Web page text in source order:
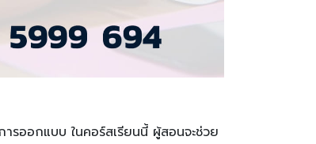
รออกแบบ ในคอร์สเรียนนี้ ผู้สอนจะช่วย